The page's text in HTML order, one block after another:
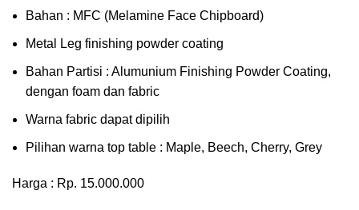
Bahan : MFC (Melamine Face Chipboard)
Metal Leg finishing powder coating
Bahan Partisi : Alumunium Finishing Powder Coating,
dengan foam dan fabric
Warna fabric dapat dipilih
Pilihan warna top table : Maple, Beech, Cherry, Grey
Harga : Rp. 15.000.000